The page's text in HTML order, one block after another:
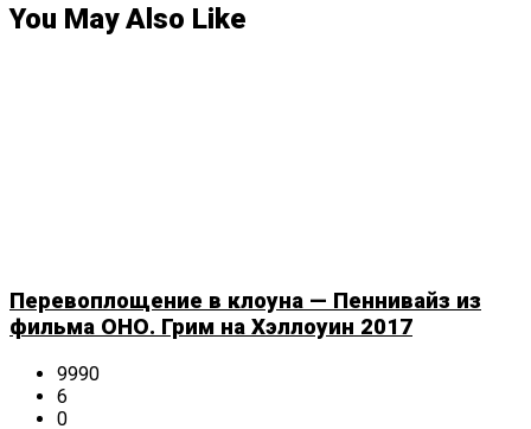
You May Also Like
Перевоплощение в клоуна — Пеннивайз из
фильма ОНО. Грим на Хэллоуин 2017
9990
6
0